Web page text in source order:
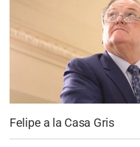
Felipe a la Casa Gris